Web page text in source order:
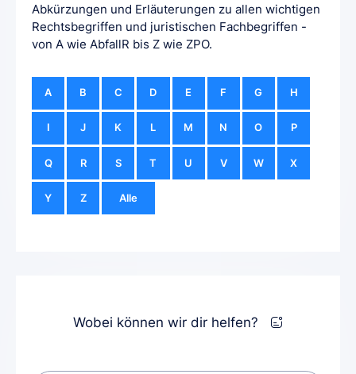
Abkürzungen und Erläuterungen zu allen wichtigen
Rechtsbegriffen und juristischen Fachbegriffen -
von A wie AbfallR bis Z wie ZPO.
A B C D E F G H
I J K L M N O P
Q R S T U V W X
Y Z Alle
Wobei können wir dir helfen?